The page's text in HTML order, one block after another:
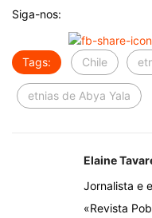
Siga-nos:
Tags: Chile
etnias de Abya Yala
Elaine
Jornalista e
«Revista